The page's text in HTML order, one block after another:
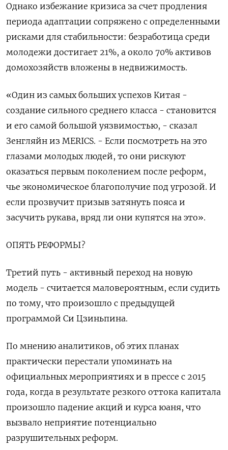
Однако избежание кризиса за счет продления
периода адаптации сопряжено с определенными
рисками для стабильности: безработица среди
молодежи достигает 21%, а около 70% активов
домохозяйств вложены в недвижимость.
«Один из самых больших успехов Китая -
создание сильного среднего класса - становится
и его самой большой уязвимостью, - сказал
Зенгляйн из MERICS. - Если посмотреть на это
глазами молодых людей, то они рискуют
оказаться первым поколением после реформ,
чье экономическое благополучие под угрозой. И
если прозвучит призыв затянуть пояса и
засучить рукава, вряд ли они купятся на это».
ОПЯТЬ РЕФОРМЫ?
Третий путь - активный переход на новую
модель - считается маловероятным, если судить
по тому, что произошло с предыдущей
программой Си Цзиньпина.
По мнению аналитиков, об этих планах
практически перестали упоминать на
официальных мероприятиях и в прессе с 2015
года, когда в результате резкого оттока капитала
произошло падение акций и курса юаня, что
вызвало неприятие потенциально
разрушительных реформ.